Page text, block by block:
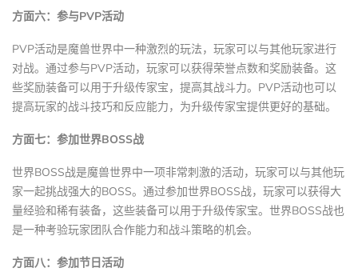
方面六：参与PVP活动
PVP活动是魔兽世界中一种激烈的玩法，玩家可以与其他玩家进行
对战。通过参与PVP活动，玩家可以获得荣誉点数和奖励装备。这
些奖励装备可以用于升级传家宝，提高其战斗力。PVP活动也可以
提高玩家的战斗技巧和反应能力，为升级传家宝提供更好的基础。
方面七：参加世界BOSS战
世界BOSS战是魔兽世界中一项非常刺激的活动，玩家可以与其他玩
家一起挑战强大的BOSS。通过参加世界BOSS战，玩家可以获得大
量经验和稀有装备，这些装备可以用于升级传家宝。世界BOSS战也
是一种考验玩家团队合作能力和战斗策略的机会。
方面八：参加节日活动